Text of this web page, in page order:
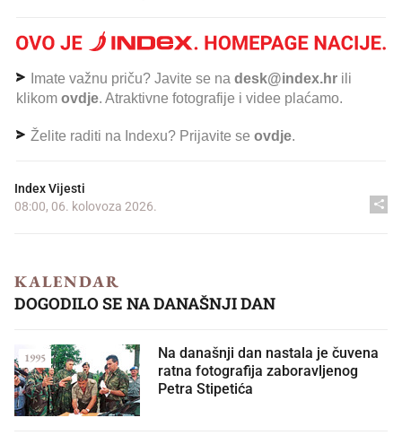
Imate važnu priču? Javite se na desk@index.hr ili
klikom ovdje. Atraktivne fotografije i videe plaćamo.
Želite raditi na Indexu? Prijavite se ovdje.
Index Vijesti
08:00, 06. kolovoza 2026.
KALENDAR
DOGODILO SE NA DANAŠNJI DAN
Na današnji dan nastala je čuvena
ratna fotografija zaboravljenog
Petra Stipetića
1995